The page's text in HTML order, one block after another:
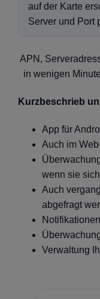
auf der Karte
Server und Port
APN,
in wenigen
Kurzbeschrieb
App für
Auch im
wenn sie
Auch
abgefragt
Verwaltung